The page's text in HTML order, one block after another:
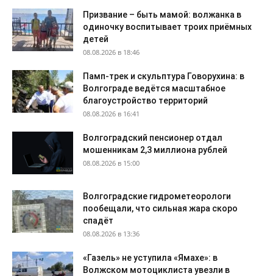
Призвание – быть мамой: волжанка в
одиночку воспитывает троих приёмных
детей
08.08.2026 в 18:46
Памп-трек и скульптура Говорухина: в
Волгограде ведётся масштабное
благоустройство территорий
08.08.2026 в 16:41
Волгоградский пенсионер отдал
мошенникам 2,3 миллиона рублей
08.08.2026 в 15:00
Волгоградские гидрометеорологи
пообещали, что сильная жара скоро
спадёт
08.08.2026 в 13:36
«Газель» не уступила «Ямахе»: в
Волжском мотоциклиста увезли в